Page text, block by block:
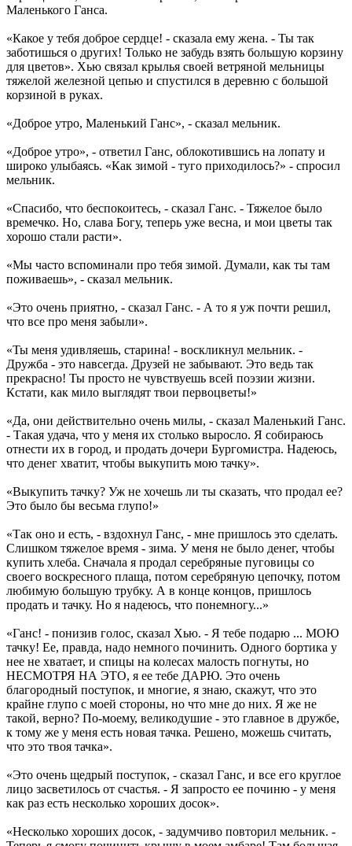
Маленького Ганса.
«Какое у тебя доброе сердце! - сказала ему жена. - Ты так
заботишься о других! Только не забудь взять большую корзину
для цветов». Хью связал крылья своей ветряной мельницы
тяжелой железной цепью и спустился в деревню с большой
корзиной в руках.
«Доброе утро, Маленький Ганс», - сказал мельник.
«Доброе утро», - ответил Ганс, облокотившись на лопату и
широко улыбаясь. «Как зимой - туго приходилось?» - спросил
мельник.
«Спасибо, что беспокоитесь, - сказал Ганс. - Тяжелое было
времечко. Но, слава Богу, теперь уже весна, и мои цветы так
хорошо стали расти».
«Мы часто вспоминали про тебя зимой. Думали, как ты там
поживаешь», - сказал мельник.
«Это очень приятно, - сказал Ганс. - А то я уж почти решил,
что все про меня забыли».
«Ты меня удивляешь, старина! - воскликнул мельник. -
Дружба - это навсегда. Друзей не забывают. Это ведь так
прекрасно! Ты просто не чувствуешь всей поэзии жизни.
Кстати, как мило выглядят твои первоцветы!»
«Да, они действительно очень милы, - сказал Маленький Ганс.
- Такая удача, что у меня их столько выросло. Я собираюсь
отнести их в город, и продать дочери Бургомистра. Надеюсь,
что денег хватит, чтобы выкупить мою тачку».
«Выкупить тачку? Уж не хочешь ли ты сказать, что продал ее?
Это было бы весьма глупо!»
«Так оно и есть, - вздохнул Ганс, - мне пришлось это сделать.
Слишком тяжелое время - зима. У меня не было денег, чтобы
купить хлеба. Сначала я продал серебряные пуговицы со
своего воскресного плаща, потом серебряную цепочку, потом
любимую большую трубку. А в конце концов, пришлось
продать и тачку. Но я надеюсь, что понемногу...»
«Ганс! - понизив голос, сказал Хью. - Я тебе подарю ... МОЮ
тачку! Ее, правда, надо немного починить. Одного бортика у
нее не хватает, и спицы на колесах малость погнуты, но
НЕСМОТРЯ НА ЭТО, я ее тебе ДАРЮ. Это очень
благородный поступок, и многие, я знаю, скажут, что это
крайне глупо с моей стороны, но что мне до них. Я же не
такой, верно? По-моему, великодушие - это главное в дружбе,
к тому же у меня есть новая тачка. Решено, можешь считать,
что это твоя тачка».
«Это очень щедрый поступок, - сказал Ганс, и все его круглое
лицо засветилось от счастья. - Я запросто ее починю - у меня
как раз есть несколько хороших досок».
«Несколько хороших досок, - задумчиво повторил мельник. -